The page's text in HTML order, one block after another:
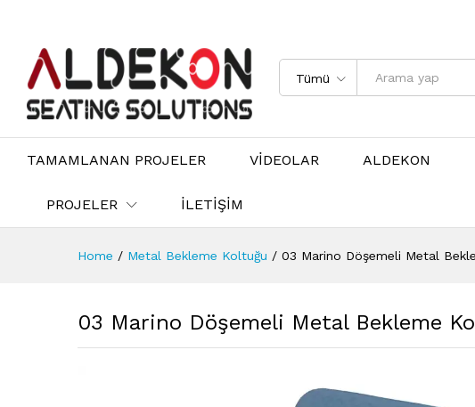
Tümü
TAMAMLANAN PROJELER VİDEOLAR ALDEKON
PROJELER İLETİŞİM
Home / Metal Bekleme Koltuğu / 03 Marino Döşemeli Metal
03 Marino Döşemeli Metal Bekleme